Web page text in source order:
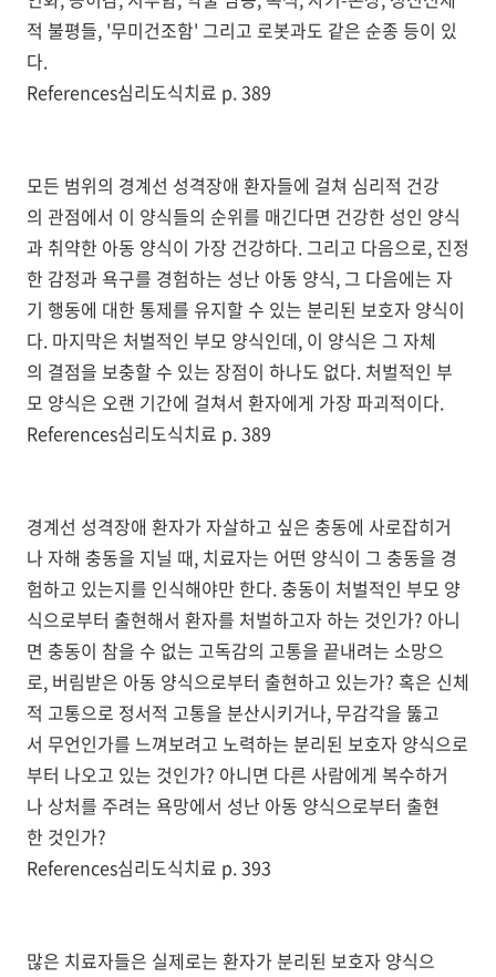
적 불평들, '무미건조함' 그리고 로봇과도 같은 순종 등이 있
다.
References심리도식치료 p. 389
모든 범위의 경계선 성격장애 환자들에 걸쳐 심리적 건강
의 관점에서 이 양식들의 순위를 매긴다면 건강한 성인 양식
과 취약한 아동 양식이 가장 건강하다. 그리고 다음으로, 진정
한 감정과 욕구를 경험하는 성난 아동 양식, 그 다음에는 자
기 행동에 대한 통제를 유지할 수 있는 분리된 보호자 양식이
다. 마지막은 처벌적인 부모 양식인데, 이 양식은 그 자체
의 결점을 보충할 수 있는 장점이 하나도 없다. 처벌적인 부
모 양식은 오랜 기간에 걸쳐서 환자에게 가장 파괴적이다.
References심리도식치료 p. 389
경계선 성격장애 환자가 자살하고 싶은 충동에 사로잡히거
나 자해 충동을 지닐 때, 치료자는 어떤 양식이 그 충동을 경
험하고 있는지를 인식해야만 한다. 충동이 처벌적인 부모 양
식으로부터 출현해서 환자를 처벌하고자 하는 것인가? 아니
면 충동이 참을 수 없는 고독감의 고통을 끝내려는 소망으
로, 버림받은 아동 양식으로부터 출현하고 있는가? 혹은 신체
적 고통으로 정서적 고통을 분산시키거나, 무감각을 뚫고
서 무언인가를 느껴보려고 노력하는 분리된 보호자 양식으로
부터 나오고 있는 것인가? 아니면 다른 사람에게 복수하거
나 상처를 주려는 욕망에서 성난 아동 양식으로부터 출현
한 것인가?
References심리도식치료 p. 393
많은 치료자들은 실제로는 환자가 분리된 보호자 양식으